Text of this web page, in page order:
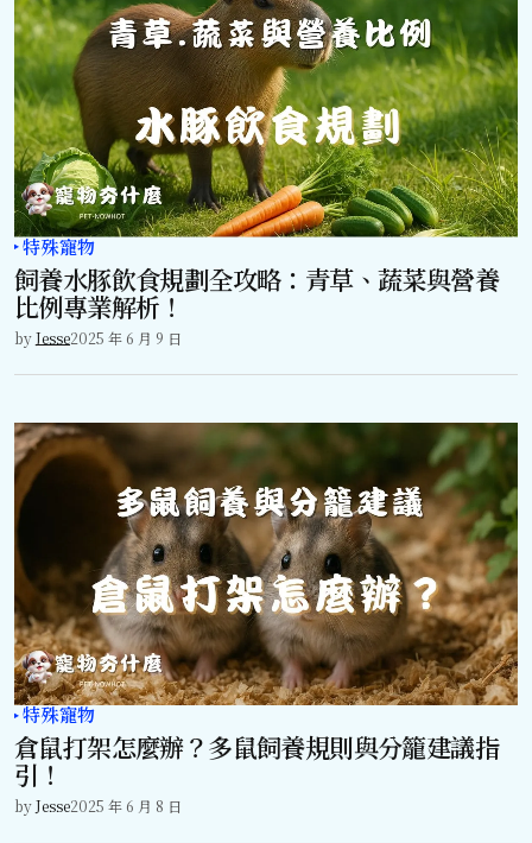
特殊寵物
飼養水豚飲食規劃全攻略：青草、蔬菜與營養
比例專業解析！
byJesse2025 年 6 月 9 日
特殊寵物
倉鼠打架怎麼辦？多鼠飼養規則與分籠建議指
引！
byJesse2025 年 6 月 8 日